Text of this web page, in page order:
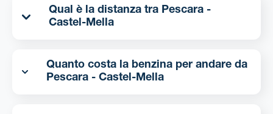
Qual è la distanza tra Pescara -
Castel-Mella
Quanto costa la benzina per andare da
Pescara - Castel-Mella